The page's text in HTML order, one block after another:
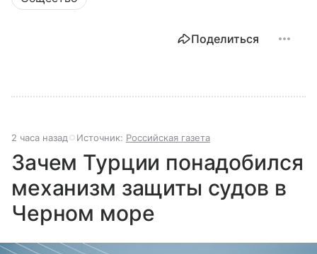
Поделиться
2 часа назад Источник: Российская газета
Зачем Турции понадобился
механизм защиты судов в
Черном море